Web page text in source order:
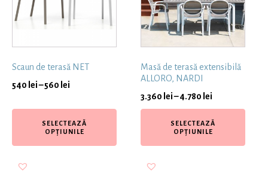
Scaun de terasă NET
540 lei–560 lei
SELECTEAZĂ
OPȚIUNILE
Masă de terasă extensibilă
ALLORO, NARDI
3.360 lei–4.780 lei
SELECTEAZĂ
OPȚIUNILE